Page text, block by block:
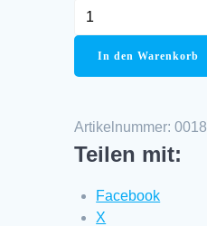
Aufkleber
MengeIn den Warenkorb
Artikelnummer:0018
Teilen mit:
Facebook
X